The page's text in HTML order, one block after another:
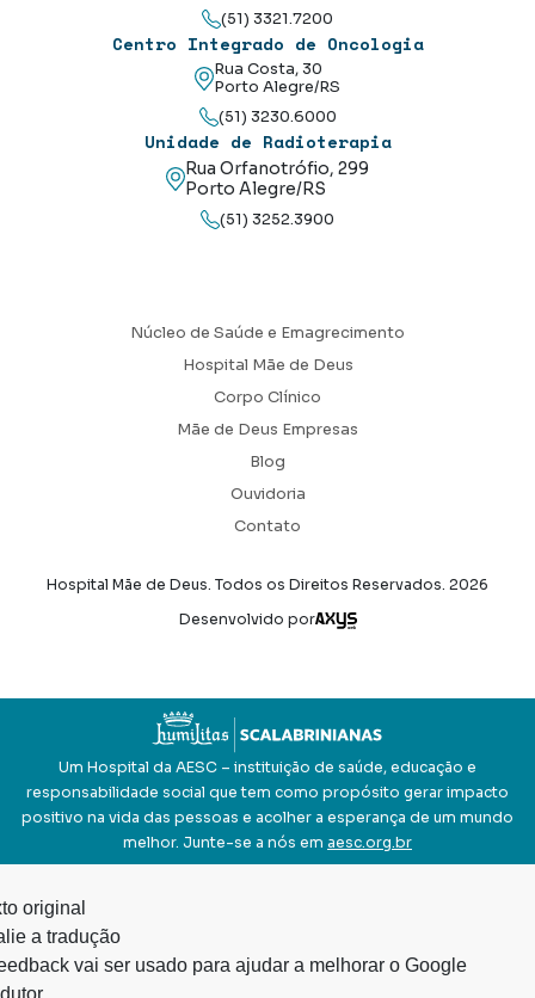
(51) 3321.7200
Centro Integrado de Oncologia
Rua Costa, 30
Porto Alegre/RS
(51) 3230.6000
Unidade de Radioterapia
Rua Orfanotrófio, 299
Porto Alegre/RS
(51) 3252.3900
Núcleo de Saúde e Emagrecimento
Hospital Mãe de Deus
Corpo Clínico
Mãe de Deus Empresas
Blog
Ouvidoria
Contato
Hospital Mãe de Deus. Todos os Direitos Reservados. 2026
Desenvolvido por
Axysweb
Um Hospital da AESC – instituição de saúde, educação e
responsabilidade social que tem como propósito gerar impacto
positivo na vida das pessoas e acolher a esperança de um mundo
melhor. Junte-se a nós em aesc.org.br
original
a tradução
vai ser usado para ajudar a melhorar o Google